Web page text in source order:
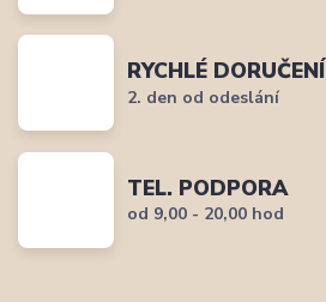
RYCHLÉ DORUČENÍ
2. den od odeslání
TEL. PODPORA
od 9,00 - 20,00 hod